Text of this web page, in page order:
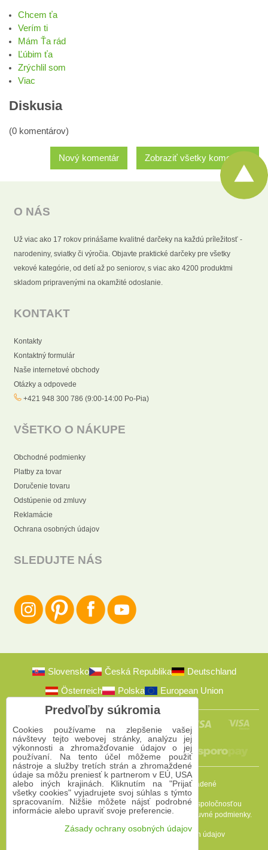
Chcem ťa
Verím ti
Mám Ťa rád
Ľúbim ťa
Zrýchlil som
Viac
Diskusia
(0 komentárov)
Zobraziť všetky komentáre
Nový komentár
O NÁS
Už viac ako 17 rokov prinášame kvalitné darčeky na každú príležitosť -
narodeniny, sviatky či výročia. Objavte praktické darčeky pre všetky
vekové kategórie, od detí až po seniorov, s viac ako 4200 produktmi
skladom pripravenými na okamžité odoslanie.
KONTAKT
Kontakty
Kontaktný formulár
Naše internetové obchody
Otázky a odpovede
+421 948 300 786 (9:00-14:00 Po-Pia)
VŠETKO O NÁKUPE
Obchodné podmienky
Platby za tovar
Doručenie tovaru
Odstúpenie od zmluvy
Reklamácie
Ochrana osobných údajov
SLEDUJTE NÁS
Slovensko Česká Republika
Deutschland
Österreich
Polska European Union
2009-2026 © Bomba s.r.o.Všetky práva vyhradené
Táto stránka je chránená programom reCAPTCHA a spoločnosťou
Google. PlatiaPravidlá ochrany osobných údajov Zmluvné podmienky.
Predvoľby súkromia
Zásady ochrany osobných údajov
Predvoľby súkromia
Cookies používame na zlepšenie vašej
návštevy tejto webovej stránky, analýzu jej
výkonnosti a zhromažďovanie údajov o jej
používaní. Na tento účel môžeme použiť
nástroje a služby tretích strán a zhromaždené
údaje sa môžu preniesť k partnerom v EÚ, USA
alebo iných krajinách. Kliknutím na "Prijať
všetky cookies" vyjadrujete svoj súhlas s týmto
spracovaním. Nižšie môžete nájsť podrobné
informácie alebo upraviť svoje preferencie.
Zásady ochrany osobných údajov